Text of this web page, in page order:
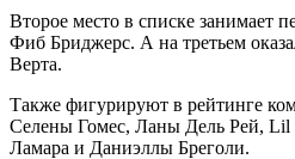
Второе место в списке занимает
Фиб Бриджерс. А на третьем
Верта.
Также фигурируют в рейтинге
Селены Гомес, Ланы Дель Рей, Lil
Ламара и Даниэллы Бреголи.